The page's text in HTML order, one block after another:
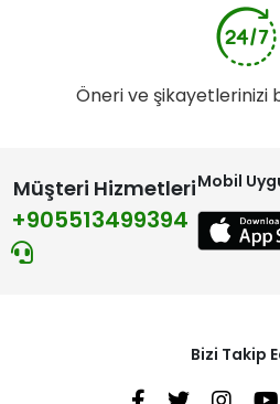
Öneri ve şikayetlerinizi
Müşteri Hizmetleri
+905513499394
Mobil
Bizi Takip